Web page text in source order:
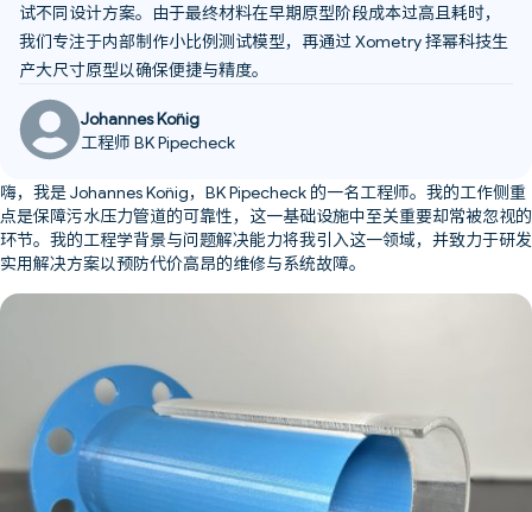
试不同设计方案。由于最终材料在早期原型阶段成本过高且耗时，
我们专注于内部制作小比例测试模型，再通过 Xometry 择幂科技生
产大尺寸原型以确保便捷与精度。
Johannes König
工程师 BK Pipecheck
嗨，我是 Johannes König，BK Pipecheck 的一名工程师。我的工作侧重
点是保障污水压力管道的可靠性，这一基础设施中至关重要却常被忽视的
环节。我的工程学背景与问题解决能力将我引入这一领域，并致力于研发
实用解决方案以预防代价高昂的维修与系统故障。